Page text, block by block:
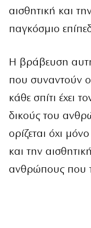
αισθητική και
παγκόσμιο
Η βράβευση
που συναντούν
κάθε σπίτι έχει
δικούς του
ορίζεται όχι
και την
ανθρώπους που